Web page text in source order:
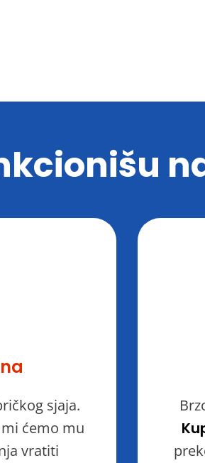
sjaja.
mi ćemo mu
vratiti